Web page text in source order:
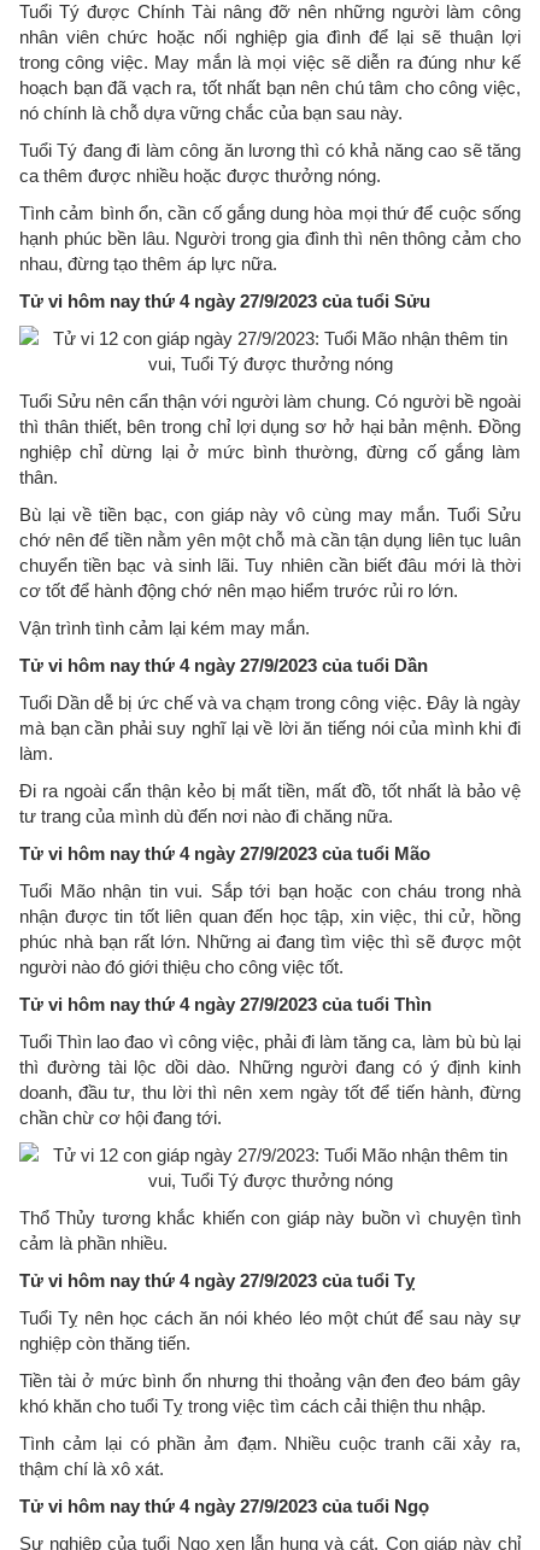
Tuổi Tý được Chính Tài nâng đỡ nên những người làm công
nhân viên chức hoặc nối nghiệp gia đình để lại sẽ thuận lợi
trong công việc. May mắn là mọi việc sẽ diễn ra đúng như kế
hoạch bạn đã vạch ra, tốt nhất bạn nên chú tâm cho công việc,
nó chính là chỗ dựa vững chắc của bạn sau này.
Tuổi Tý đang đi làm công ăn lương thì có khả năng cao sẽ tăng
ca thêm được nhiều hoặc được thưởng nóng.
Tình cảm bình ổn, cần cố gắng dung hòa mọi thứ để cuộc sống
hạnh phúc bền lâu. Người trong gia đình thì nên thông cảm cho
nhau, đừng tạo thêm áp lực nữa.
Tử vi hôm nay thứ 4 ngày 27/9/2023 của tuổi Sửu
Tuổi Sửu nên cẩn thận với người làm chung. Có người bề ngoài
thì thân thiết, bên trong chỉ lợi dụng sơ hở hại bản mệnh. Đồng
nghiệp chỉ dừng lại ở mức bình thường, đừng cố gắng làm
thân.
Bù lại về tiền bạc, con giáp này vô cùng may mắn. Tuổi Sửu
chớ nên để tiền nằm yên một chỗ mà cần tận dụng liên tục luân
chuyển tiền bạc và sinh lãi. Tuy nhiên cần biết đâu mới là thời
cơ tốt để hành động chớ nên mạo hiểm trước rủi ro lớn.
Vận trình tình cảm lại kém may mắn.
Tử vi hôm nay thứ 4 ngày 27/9/2023 của tuổi Dần
Tuổi Dần dễ bị ức chế và va chạm trong công việc. Đây là ngày
mà bạn cần phải suy nghĩ lại về lời ăn tiếng nói của mình khi đi
làm.
Đi ra ngoài cẩn thận kẻo bị mất tiền, mất đồ, tốt nhất là bảo vệ
tư trang của mình dù đến nơi nào đi chăng nữa.
Tử vi hôm nay thứ 4 ngày 27/9/2023 của tuổi Mão
Tuổi Mão nhận tin vui. Sắp tới bạn hoặc con cháu trong nhà
nhận được tin tốt liên quan đến học tập, xin việc, thi cử, hồng
phúc nhà bạn rất lớn. Những ai đang tìm việc thì sẽ được một
người nào đó giới thiệu cho công việc tốt.
Tử vi hôm nay thứ 4 ngày 27/9/2023 của tuổi Thìn
​Tuổi Thìn lao đao vì công việc, phải đi làm tăng ca, làm bù bù lại
thì đường tài lộc dồi dào. Những người đang có ý định kinh
doanh, đầu tư, thu lời thì nên xem ngày tốt để tiến hành, đừng
chần chừ cơ hội đang tới.
Thổ Thủy tương khắc khiến con giáp này buồn vì chuyện tình
cảm là phần nhiều.
Tử vi hôm nay thứ 4 ngày 27/9/2023 của tuổi Tỵ
Tuổi Tỵ nên học cách ăn nói khéo léo một chút để sau này sự
nghiệp còn thăng tiến.
Tiền tài ở mức bình ổn nhưng thi thoảng vận đen đeo bám gây
khó khăn cho tuổi Tỵ trong việc tìm cách cải thiện thu nhập.
Tình cảm lại có phần ảm đạm. Nhiều cuộc tranh cãi xảy ra,
thậm chí là xô xát.
Tử vi hôm nay thứ 4 ngày 27/9/2023 của tuổi Ngọ
Sự nghiệp của tuổi Ngọ xen lẫn hung và cát. Con giáp này chỉ